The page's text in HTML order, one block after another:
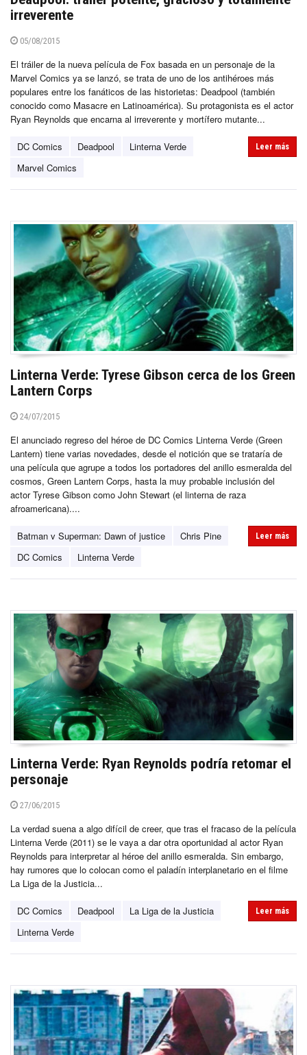
irreverente
05/08/2015
El tráiler de la nueva película de Fox basada en un personaje de la
Marvel Comics ya se lanzó, se trata de uno de los antihéroes más
populares entre los fanáticos de las historietas: Deadpool (también
conocido como Masacre en Latinoamérica). Su protagonista es el actor
Ryan Reynolds que encarna al irreverente y mortífero mutante...
DC Comics Deadpool
Linterna Verde
Marvel Comics
Leer más
Linterna Verde: Tyrese Gibson cerca de los Green
Lantern Corps
24/07/2015
El anunciado regreso del héroe de DC Comics Linterna Verde (Green
Lantern) tiene varias novedades, desde el notición que se trataría de
una película que agrupe a todos los portadores del anillo esmeralda del
cosmos, Green Lantern Corps, hasta la muy probable inclusión del
actor Tyrese Gibson como John Stewart (el linterna de raza
afroamericana)....
Batman v Superman: Dawn of justice
Chris Pine
DC Comics
Linterna Verde
Leer más
Linterna Verde: Ryan Reynolds podría retomar el
personaje
27/06/2015
La verdad suena a algo difícil de creer, que tras el fracaso de la película
Linterna Verde (2011) se le vaya a dar otra oportunidad al actor Ryan
Reynolds para interpretar al héroe del anillo esmeralda. Sin embargo,
hay rumores que lo colocan como el paladín interplanetario en el filme
La Liga de la Justicia...
DC Comics Deadpool
La Liga de la Justicia
Linterna Verde
Leer más